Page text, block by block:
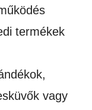
termékek
vagy